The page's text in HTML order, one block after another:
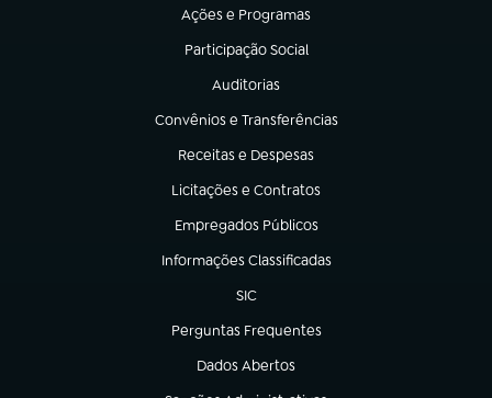
Ações e Programas
(abre em nova aba)
Participação Social
(abre em nova aba)
Auditorias
(abre em nova aba)
Convênios e Transferências
(abre em nova aba)
Receitas e Despesas
(abre em nova aba)
Licitações e Contratos
(abre em nova aba)
Empregados Públicos
(abre em nova aba)
Informações Classificadas
(abre em nova aba)
SIC
(abre em nova aba)
Perguntas Frequentes
(abre em nova aba)
Dados Abertos
(abre em nova aba)